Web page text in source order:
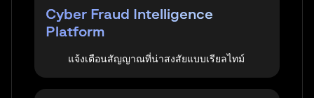
Cyber Fraud Intelligence
Platform
แจ้งเตือนสัญญาณที่น่าสงสัยแบบเรียลไทม์